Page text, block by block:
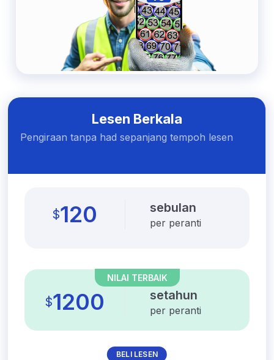
Lesen Berkala
Pengiraan tanpa had sepanjang tempoh lesen
$120 sebulan
per peranti
NILAI TERBAIK
$1200 setahun
per peranti
BELI LESEN